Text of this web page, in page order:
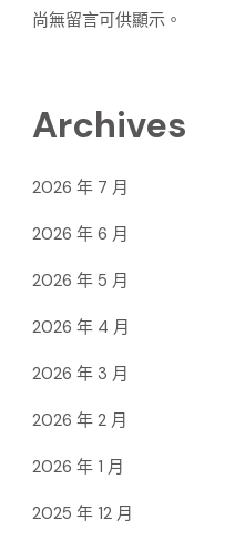
尚無留言可供顯示。
Archives
2026 年 7 月
2026 年 6 月
2026 年 5 月
2026 年 4 月
2026 年 3 月
2026 年 2 月
2026 年 1 月
2025 年 12 月